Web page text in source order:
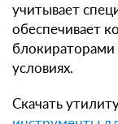
учитывает
обеспечивает
блокираторами
условиях.
Скачать